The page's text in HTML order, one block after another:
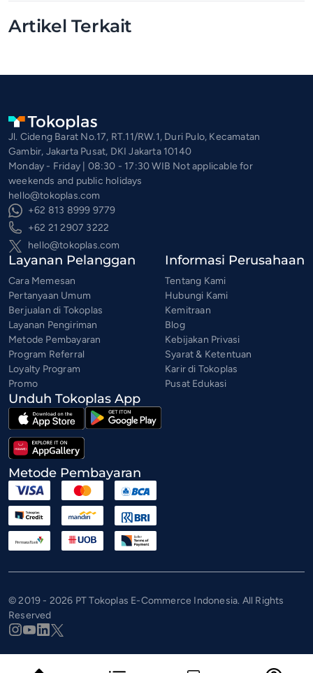
Artikel Terkait
Jl. Cideng Barat No.17, RT.11/RW.1, Duri Pulo, Kecamatan
Gambir, Jakarta Pusat, DKI Jakarta 10140
Monday - Friday | 08:30 - 17:30 WIB Not applicable for
weekends and public holidays
hello@tokoplas.com
+62 813 8999 9779
+62 21 2907 3222
hello@tokoplas.com
Layanan Pelanggan
Cara Memesan
Pertanyaan Umum
Berjualan di Tokoplas
Layanan Pengiriman
Metode Pembayaran
Program Referral
Loyalty Program
Promo
Informasi Perusahaan
Tentang Kami
Hubungi Kami
Kemitraan
Blog
Kebijakan Privasi
Syarat & Ketentuan
Karir di Tokoplas
Pusat Edukasi
Unduh Tokoplas App
Metode Pembayaran
© 2019 - 2026 PT Tokoplas E-Commerce Indonesia. All Rights
Reserved